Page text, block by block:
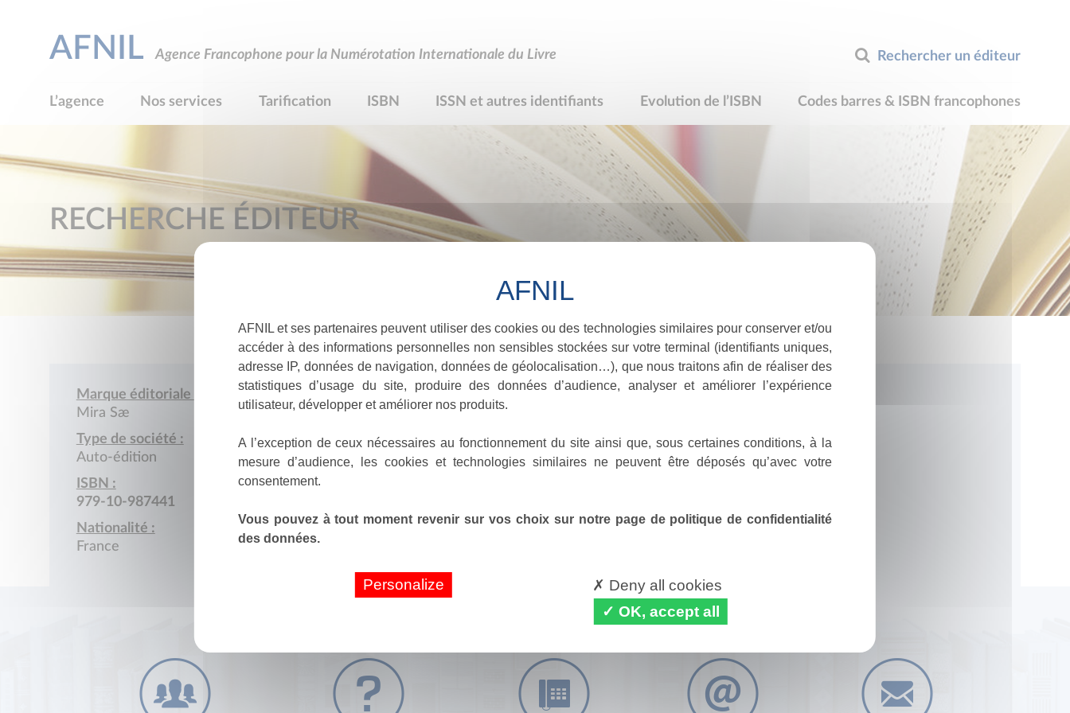
Rechercher un éditeur
AFNIL Agence Francophone pour la Numérotation Internationale du Livre
L’agence Nos services Tarification ISBN ISSN et autres identifiants Evolution de l’ISBN Codes barres & ISBN francophones
RECHERCHE ÉDITEUR
Marque éditoriale :
Mira Sæ
Type de société :
Auto-édition
ISBN :
979-10-987441
Nationalité :
France
AFNIL et ses partenaires peuvent utiliser des cookies ou des technologies similaires pour conserver et/ou
accéder à des informations personnelles non sensibles stockées sur votre terminal (identifiants uniques,
adresse IP, données de navigation, données de géolocalisation…), que nous traitons afin de réaliser des
statistiques d’usage du site, produire des données d’audience, analyser et améliorer l’expérience
utilisateur, développer et améliorer nos produits.
A l’exception de ceux nécessaires au fonctionnement du site ainsi que, sous certaines conditions, à la
mesure d’audience, les cookies et technologies similaires ne peuvent être déposés qu’avec votre
consentement.
Vous pouvez à tout moment revenir sur vos choix sur notre page de politique de confidentialité
des données.
Personalize
Deny all cookies
OK, accept all